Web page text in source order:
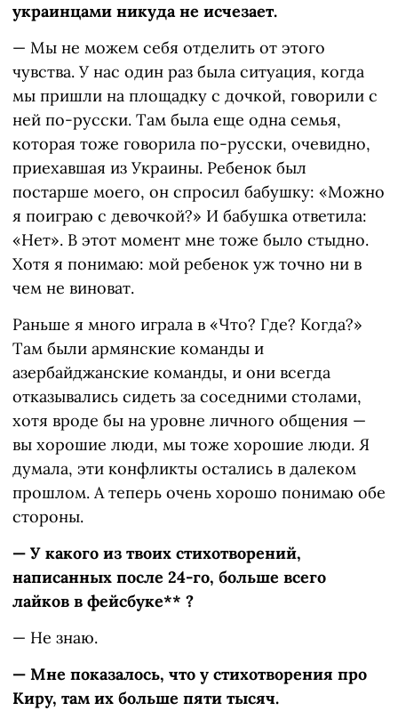
украинцами никуда не исчезает.
— Мы не можем себя отделить от этого
чувства. У нас один раз была ситуация, когда
мы пришли на площадку с дочкой, говорили с
ней по-русски. Там была еще одна семья,
которая тоже говорила по-русски, очевидно,
приехавшая из Украины. Ребенок был
постарше моего, он спросил бабушку: «Можно
я поиграю с девочкой?» И бабушка ответила:
«Нет». В этот момент мне тоже было стыдно.
Хотя я понимаю: мой ребенок уж точно ни в
чем не виноват.
Раньше я много играла в «Что? Где? Когда?»
Там были армянские команды и
азербайджанские команды, и они всегда
отказывались сидеть за соседними столами,
хотя вроде бы на уровне личного общения —
вы хорошие люди, мы тоже хорошие люди. Я
думала, эти конфликты остались в далеком
прошлом. А теперь очень хорошо понимаю обе
стороны.
— У какого из твоих стихотворений,
написанных после 24-го, больше всего
лайков в фейсбуке** ?
— Не знаю.
— Мне показалось, что у стихотворения про
Киру, там их больше пяти тысяч.